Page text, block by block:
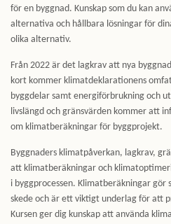
för en byggnad. Kunskap som du kan
alternativa och hållbara lösningar för
olika alternativ.
Från 2022 är det lagkrav att nya
kort kommer klimatdeklarationens
byggdelar samt energiförbrukning och
livslängd och gränsvärden kommer att
om klimatberäkningar för byggprojekt.
Byggnaders klimatpåverkan, lagkrav,
att klimatberäkningar och
i byggprocessen. Klimatberäkningar
skede och är ett viktigt underlag för att
Kursen ger dig kunskap att använda